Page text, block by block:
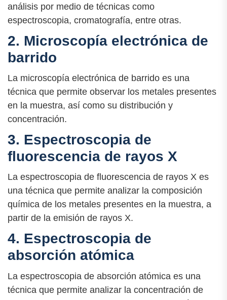
análisis por medio de técnicas como
espectroscopia, cromatografía, entre otras.
2. Microscopía electrónica de
barrido
La microscopía electrónica de barrido es una
técnica que permite observar los metales presentes
en la muestra, así como su distribución y
concentración.
3. Espectroscopia de
fluorescencia de rayos X
La espectroscopia de fluorescencia de rayos X es
una técnica que permite analizar la composición
química de los metales presentes en la muestra, a
partir de la emisión de rayos X.
4. Espectroscopia de
absorción atómica
La espectroscopia de absorción atómica es una
técnica que permite analizar la concentración de